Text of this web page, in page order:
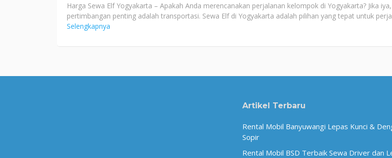
Harga Sewa Elf Yogyakarta – Apakah Anda merencanakan perjalanan kelompok di Yogyakarta? Jika
pertimbangan penting adalah transportasi. Sewa Elf di Yogyakarta adalah pilihan yang tepat untuk
Selengkapnya
Artikel Terbaru
Rental Mobil Banyuwangi Lepas Kunci &
Sopir
Rental Mobil BSD Terbaik Sewa Driver dan